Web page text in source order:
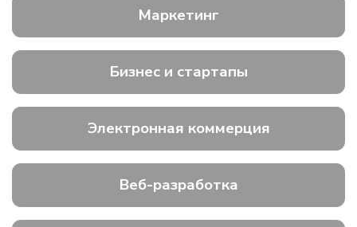
Маркетинг
Бизнес и стартапы
Электронная коммерция
Веб-разработка